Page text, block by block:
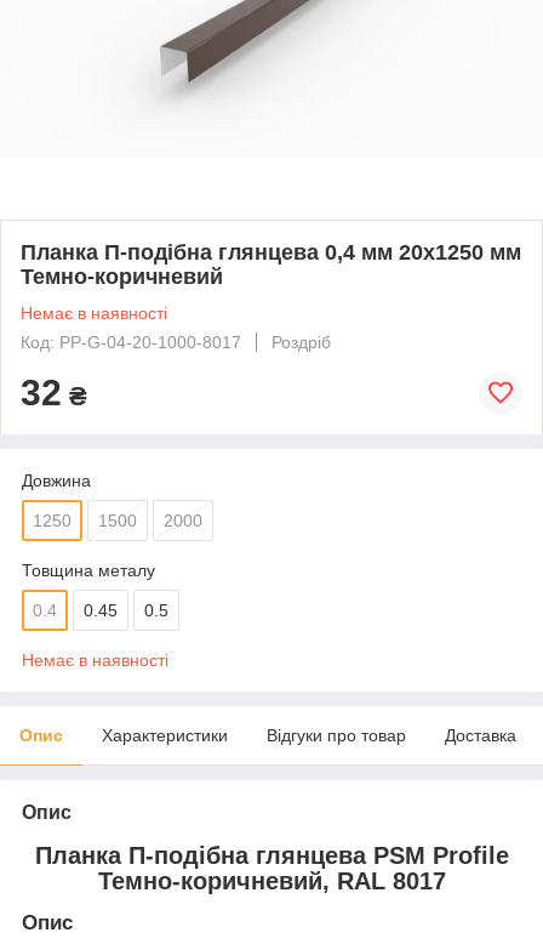
Планка П-подібна глянцева 0,4 мм 20x1250 мм
Темно-коричневий
Немає в наявності
Код: PP-G-04-20-1000-8017
Роздріб
32 ₴
Довжина
1250 1500 2000
Товщина металу
0.4 0.45 0.5
Немає в наявності
Опис Характеристики Відгуки про товар Доставка
Опис
Планка П-подібна глянцева PSM Profile
Темно-коричневий, RAL 8017
Опис